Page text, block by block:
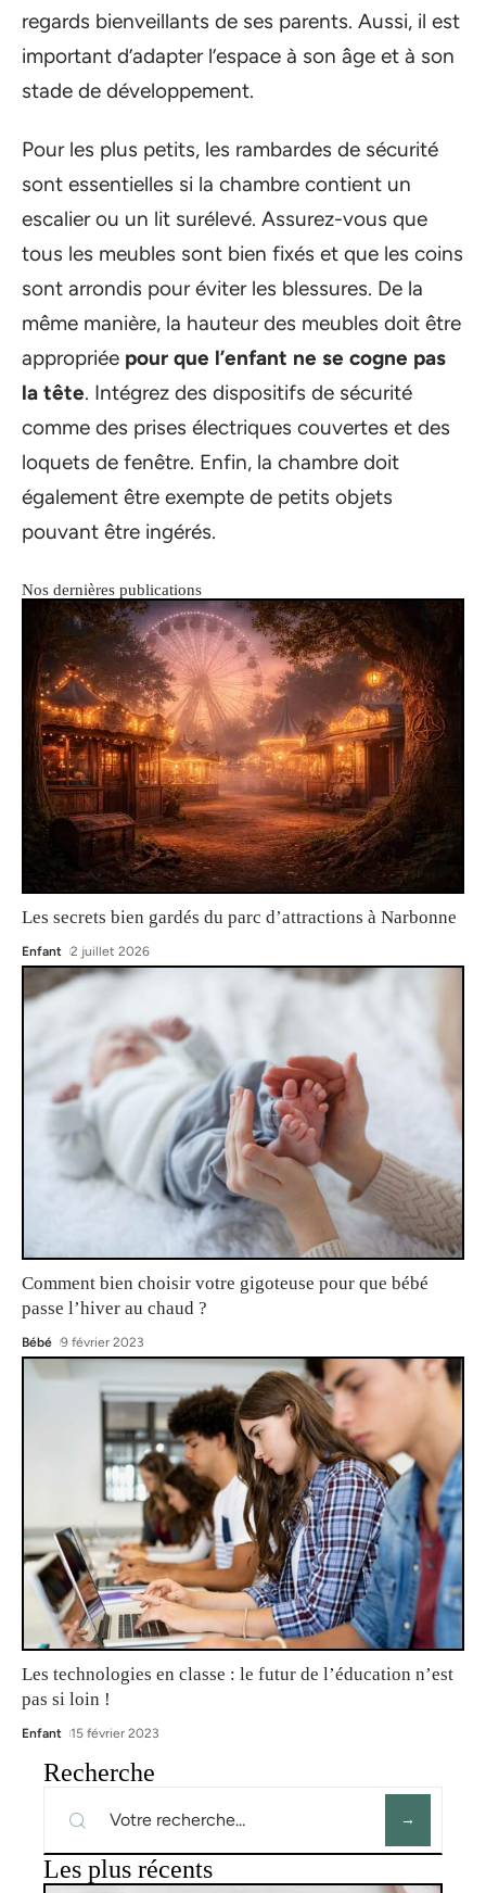
regards bienveillants de ses parents. Aussi, il est
important d’adapter l’espace à son âge et à son
stade de développement.
Pour les plus petits, les rambardes de sécurité
sont essentielles si la chambre contient un
escalier ou un lit surélevé. Assurez-vous que
tous les meubles sont bien fixés et que les coins
sont arrondis pour éviter les blessures. De la
même manière, la hauteur des meubles doit être
appropriée pour que l’enfant ne se cogne pas
la tête. Intégrez des dispositifs de sécurité
comme des prises électriques couvertes et des
loquets de fenêtre. Enfin, la chambre doit
également être exempte de petits objets
pouvant être ingérés.
Nos dernières publications
Les secrets bien gardés du parc d’attractions à Narbonne
Enfant 2 juillet 2026
Comment bien choisir votre gigoteuse pour que bébé
passe l’hiver au chaud ?
Bébé 9 février 2023
Les technologies en classe : le futur de l’éducation n’est
pas si loin !
Enfant 15 février 2023
Recherche
Les plus récents